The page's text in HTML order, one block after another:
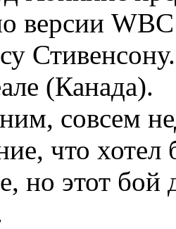
версии
(Канада).
совсем
что
но этот